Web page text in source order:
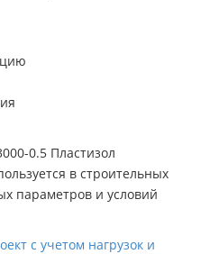
0.5 Пластизол
в строительных
параметров и условий
с учетом нагрузок и